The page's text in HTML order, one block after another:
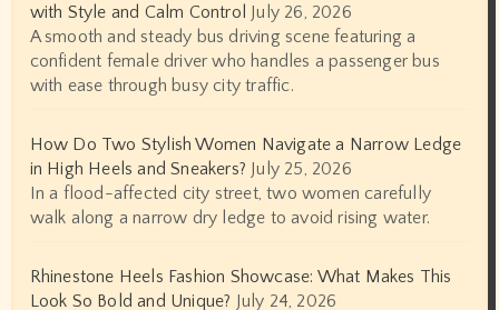
with Style and Calm Control July 26, 2026
A smooth and steady bus driving scene featuring a
confident female driver who handles a passenger bus
with ease through busy city traffic.
How Do Two Stylish Women Navigate a Narrow Ledge
in High Heels and Sneakers? July 25, 2026
In a flood-affected city street, two women carefully
walk along a narrow dry ledge to avoid rising water.
Rhinestone Heels Fashion Showcase: What Makes This
Look So Bold and Unique? July 24, 2026